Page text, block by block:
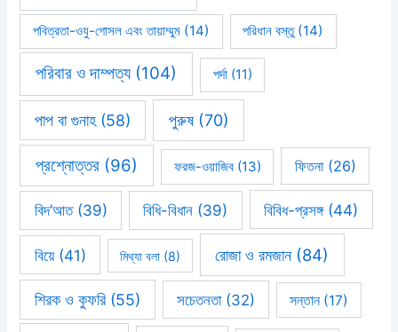
পবিত্রতা-ওযু-গোসল এবং তায়াম্মুম (14) পরিধান বস্তু(14)
পরিবার ও দাম্পত্য(104) পর্দা(11)
পাপ বা গুনাহ(58) পুরুষ(70)
প্রশ্নোত্তর (96) ফরজ-ওয়াজিব(13) ফিতনা(26)
বিদ’আত(39) বিধি-বিধান (39) বিবিধ-প্রসঙ্গ(44)
বিয়ে(41) মিথ্যা বলা(8) রোজা ও রমজান (84)
শিরক ও কুফরি(55) সচেতনতা(32) সন্তান(17)